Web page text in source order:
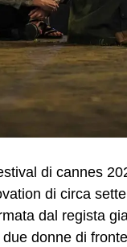
di cannes
di circa
dal regista
donne di